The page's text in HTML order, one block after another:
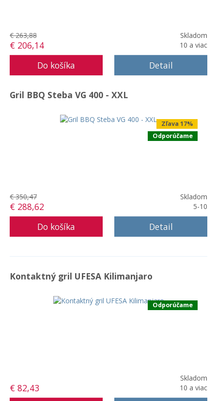
€ 263,88
€ 206,14
Skladom
10 a viac
Detail
Gril BBQ Steba VG 400 - XXL
Zľava 17%
Odporúčame
€ 350,47
€ 288,62
Skladom
5-10
Detail
Kontaktný gril UFESA Kilimanjaro
Odporúčame
€ 82,43
Skladom
10 a viac